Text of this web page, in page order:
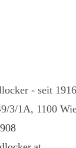
- seit 1916
3/1A, 1100